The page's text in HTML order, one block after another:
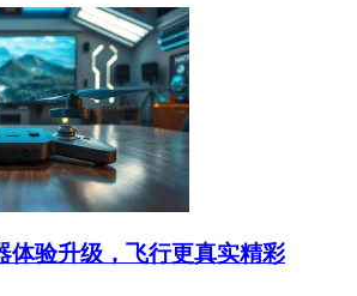
体验升级，飞行更真实精彩